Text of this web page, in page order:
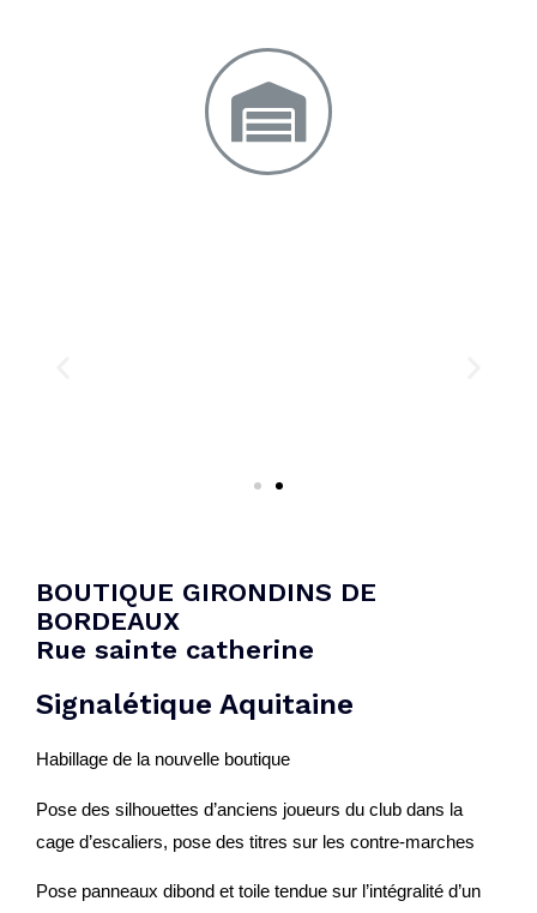
BOUTIQUE GIRONDINS DE
BORDEAUX
Rue sainte catherine
Signalétique Aquitaine
Habillage de la nouvelle boutique
Pose des silhouettes d’anciens joueurs du club dans la
cage d’escaliers, pose des titres sur les contre-marches
Pose panneaux dibond et toile tendue sur l’intégralité d’un